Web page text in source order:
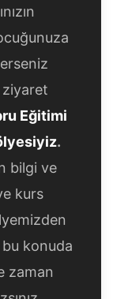
ziyaret
Eğitimi
.
bilgi ve
kurs
konuda
zaman